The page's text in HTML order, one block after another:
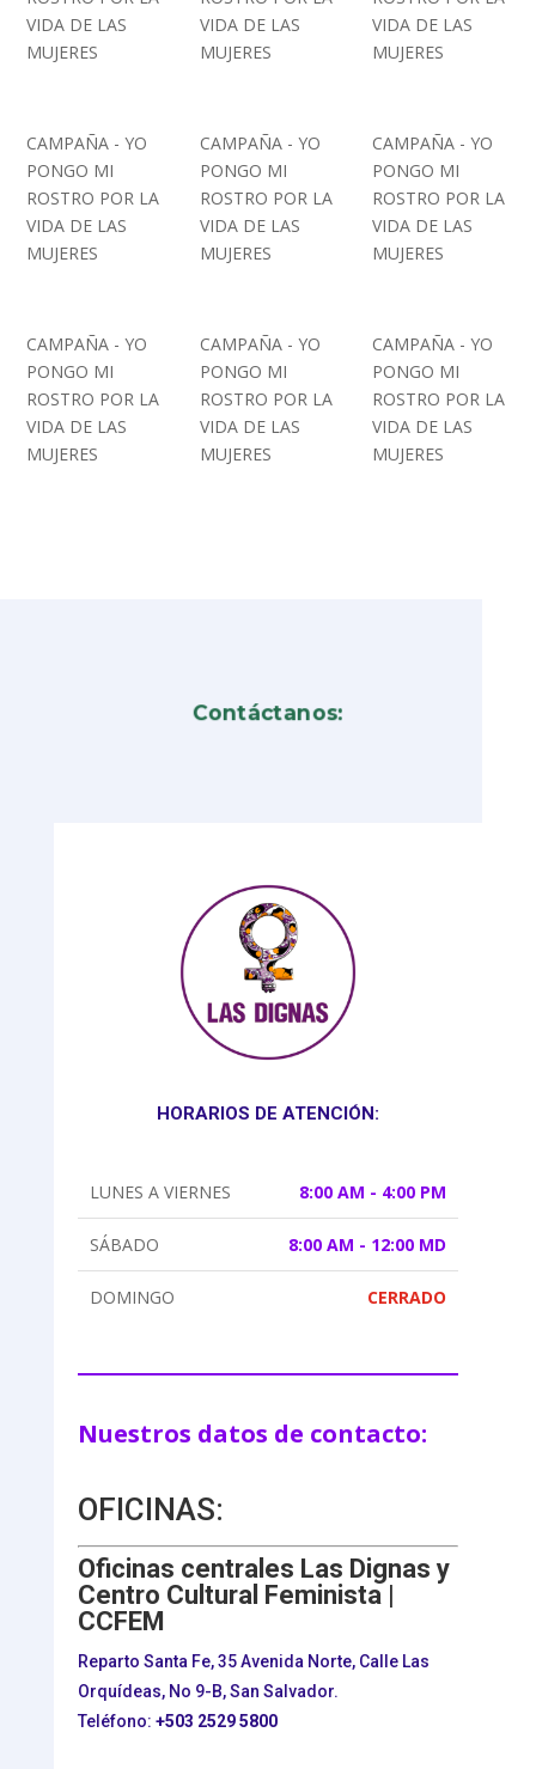
VIDA DE LAS
MUJERES
VIDA DE LAS
MUJERES
VIDA DE LAS
MUJERES
CAMPAÑA - YO
PONGO MI
ROSTRO POR LA
VIDA DE LAS
MUJERES
CAMPAÑA - YO
PONGO MI
ROSTRO POR LA
VIDA DE LAS
MUJERES
CAMPAÑA - YO
PONGO MI
ROSTRO POR LA
VIDA DE LAS
MUJERES
CAMPAÑA - YO
PONGO MI
ROSTRO POR LA
VIDA DE LAS
MUJERES
CAMPAÑA - YO
PONGO MI
ROSTRO POR LA
VIDA DE LAS
MUJERES
CAMPAÑA - YO
PONGO MI
ROSTRO POR LA
VIDA DE LAS
MUJERES
Contáctanos:
HORARIOS DE ATENCIÓN:
LUNES A VIERNES 8:00 AM - 4:00 PM
SÁBADO 8:00 AM - 12:00 MD
DOMINGO CERRADO
Nuestros datos de contacto:
OFICINAS:
Oficinas centrales Las Dignas y
Centro Cultural Feminista |
CCFEM
Reparto Santa Fe, 35 Avenida Norte, Calle Las
Orquídeas, No 9-B, San Salvador.
Teléfono: +503 2529 5800